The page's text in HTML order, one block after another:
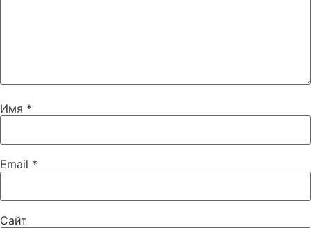
Имя *
Email *
Сайт